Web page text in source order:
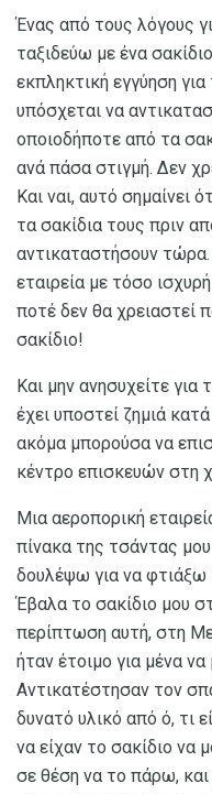
Ένας από τους λόγους
ταξιδεύω με ένα
εκπληκτική εγγύηση
υπόσχεται να
οποιοδήποτε από τα
ανά πάσα στιγμή. Δεν
Και ναι, αυτό σημαίνει
τα σακίδια τους πριν
αντικαταστήσουν
εταιρεία με τόσο
ποτέ δεν θα χρειαστεί
σακίδιο!
Και μην ανησυχείτε για
έχει υποστεί ζημιά
ακόμα μπορούσα να
κέντρο επισκευών στη
Μια αεροπορική
πίνακα της τσάντας
δουλέψω για να φτιάξω
Έβαλα το σακίδιο μου
περίπτωση αυτή, στη
ήταν έτοιμο για μένα
Αντικατέστησαν τον
δυνατό υλικό από ό, τι
να είχαν το σακίδιο να
σε θέση να το πάρω,